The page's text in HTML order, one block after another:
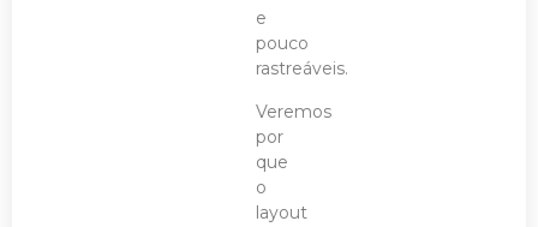
e
pouco
rastreáveis.
Veremos
por
que
o
layout